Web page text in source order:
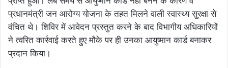
प्रधानमंत्री जन आरोग्य योजना के तहत मिलने वाली स्वास्थ्य सुरक्षा से
वंचित थे। शिविर में आवेदन प्रस्तुत करने के बाद विभागीय अधिकारियों
ने त्वरित कार्रवाई करते हुए मौके पर ही उनका आयुष्मान कार्ड बनाकर
प्रदान किया।